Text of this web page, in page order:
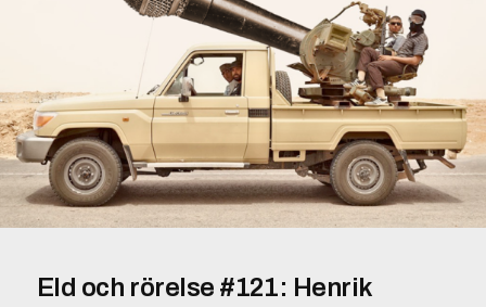
Eld och rörelse #121: Henrik